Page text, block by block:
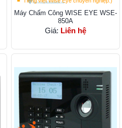
Máy Chấm Công WISE EYE WSE-
850A
Giá: Liên hệ